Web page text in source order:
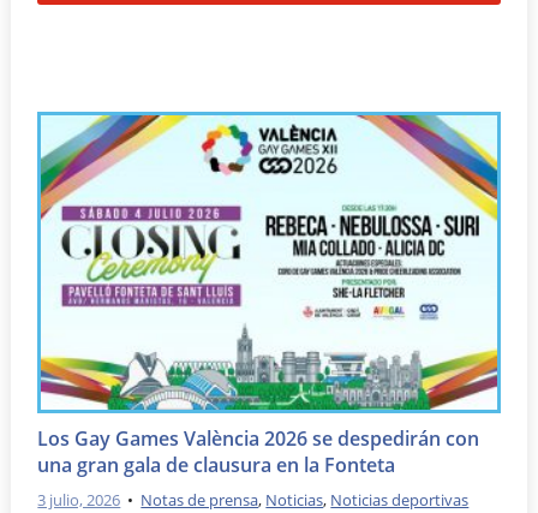
Los Gay Games València 2026 se despedirán con
una gran gala de clausura en la Fonteta
3 julio, 2026 • Notas de prensa, Noticias, Noticias deportivas